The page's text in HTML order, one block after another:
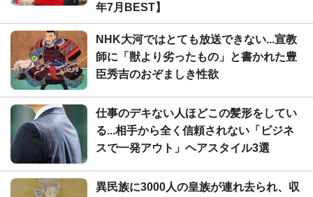
年7月BEST】
NHK大河ではとても放送できない...宣教
師に「獣より劣ったもの」と書かれた豊
臣秀吉のおぞましき性欲
仕事のデキない人ほどこの髪形をしてい
る...相手から全く信頼されない「ビジネ
スで一発アウト」ヘアスタイル3選
異民族に3000人の皇族が連れ去られ、収